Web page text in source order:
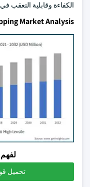
الكفاءة وقابلية التعقب
Market Analysis
تحميل